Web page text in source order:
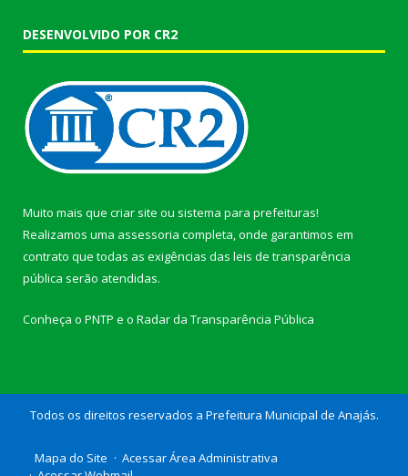
DESENVOLVIDO POR CR2
Muito mais que criar site ou sistema para prefeituras!
Realizamos uma assessoria completa, onde garantimos em
contrato que todas as exigências das leis de transparência
pública serão atendidas.
Conheça o PNTP e o Radar da Transparência Pública
Todos os direitos reservados a Prefeitura Municipal de Anajás.
Mapa do Site
Acessar Área Administrativa